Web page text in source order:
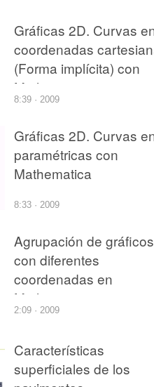
Gráficas 2D. Curvas
coordenadas
(Forma implícita) con
Mathematica
8:39 · 2009
Gráficas 2D. Curvas
paramétricas con
Mathematica
8:33 · 2009
Agrupación de gráficos
con diferentes
coordenadas en
Mathematica
2:09 · 2009
Características
superficiales de los